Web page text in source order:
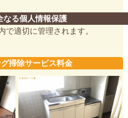
なる個人情報保護
で適切に管理されます。
掃除サービス料金